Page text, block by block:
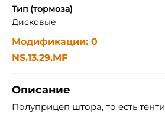
Тип (тормоза)
Дисковые
Модификации: 0
NS.13.29.MF
Описание
Полуприцеп штора, то есть